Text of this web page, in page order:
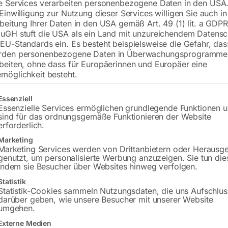
für ‘DC’ bis 250 Abestehend aus je
Art.Nr. 55650 & 55651 Spannhülse
Spannhülsengehäuse 1,6 & 2,4mm
& 8Art.Nr. 55611, 55612, 55613 &
55608 Verschleißteile-Koffer Art.Nr.
€66,00
Versandkosten Standard (Österreich):
Bitte beachten Sie: Die Versandkosten
Services verarbeiten personenbezogene Daten in den
zur Nutzung dieser Services willigen Sie auch
Ihrer Daten in den USA gemäß Art. 49 (1) lit. a
stuft die USA als ein Land mit unzureichendem
Standards ein. Es besteht beispielsweise die Gefahr,
personenbezogene Daten in
ohne dass für Europäerinnen und Europäer eine
besteht.
eine Liste der Service-Gruppen, für die eine Einwilligung erteilt
Services ermöglichen grundlegende Funktionen
für das ordnungsgemäße Funktionieren der Website
Services werden von Drittanbietern oder
um personalisierte Werbung anzuzeigen. Sie tun
sie Besucher über Websites hinweg verfolgen.
Cookies sammeln Nutzungsdaten, die uns
geben, wie unsere Besucher mit unserer Website
Medien